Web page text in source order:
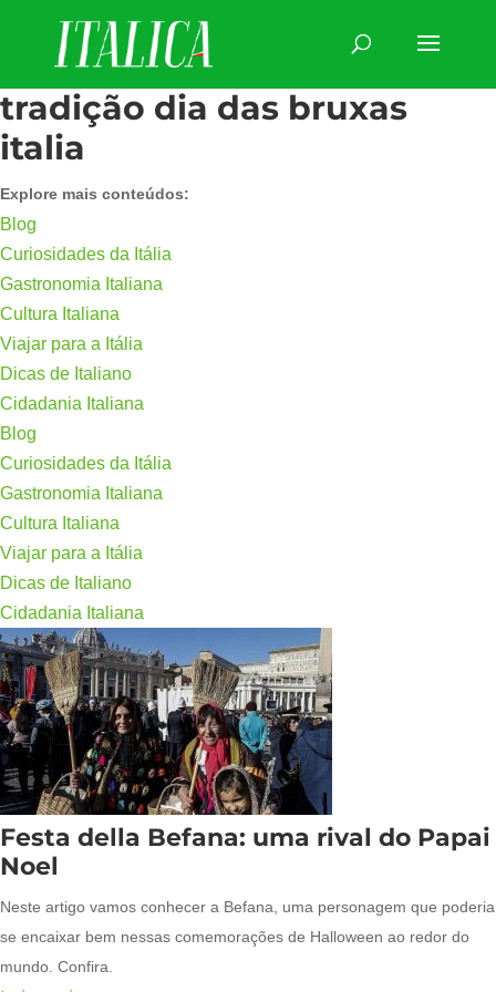
tradição dia das bruxas
italia
Explore mais conteúdos:
Blog
Curiosidades da Itália
Gastronomia Italiana
Cultura Italiana
Viajar para a Itália
Dicas de Italiano
Cidadania Italiana
Blog
Curiosidades da Itália
Gastronomia Italiana
Cultura Italiana
Viajar para a Itália
Dicas de Italiano
Cidadania Italiana
Festa della Befana: uma rival do Papai
Noel
Neste artigo vamos conhecer a Befana, uma personagem que poderia
se encaixar bem nessas comemorações de Halloween ao redor do
mundo. Confira.